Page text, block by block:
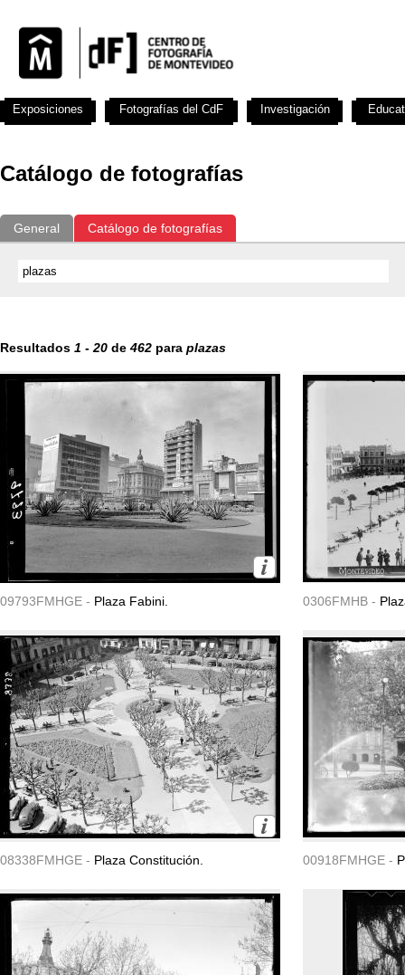
Catálogo de fotografías
General Catálogo de fotografías
Resultados 1 - 20 de 462 para plazas
09793FMHGE - Plaza Fabini. 0306FMHB -
08338FMHGE - Plaza Constitución. 00918FMHGE -
Exposiciones Fotografías del CdF Investigación